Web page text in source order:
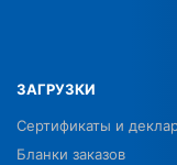
ЗАГРУЗКИ
Сертификаты и
Бланки заказов